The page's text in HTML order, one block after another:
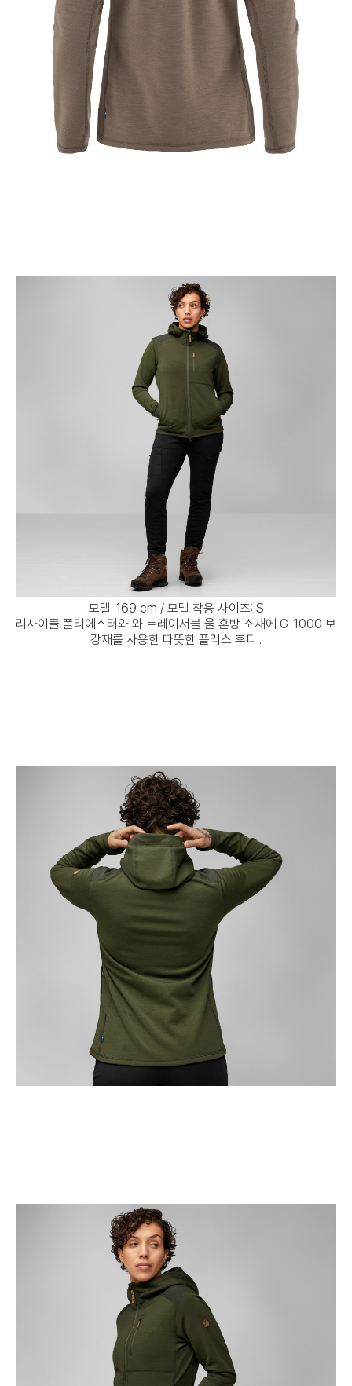
모델: 169 cm / 모델 착용 사이즈: S
리사이클 폴리에스터와 와 트레이서블 울 혼방 소재에 G-1000 보
강재를 사용한 따뜻한 플리스 후디..